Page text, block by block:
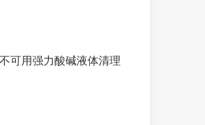
可用强力酸碱液体清理